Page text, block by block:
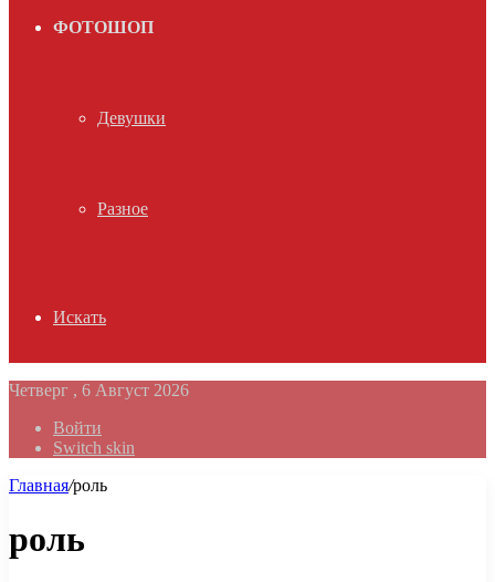
ФОТОШОП
Девушки
Разное
Искать
Четверг , 6 Август 2026
Войти
Switch skin
Главная/роль
роль